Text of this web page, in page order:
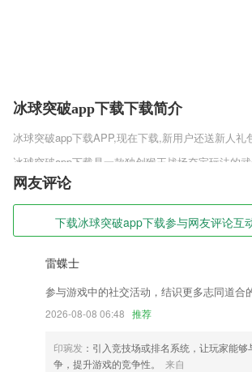
冰球突破app下载下载简介
冰球突破app下载APP,现在下载,新用户还送新人礼
冰球突破app下载是一款独创猴王战场夺宝玩法的
戏将纯正的玄幻修真元素，完美地融入到武侠题材
生机。游戏的唯美场景采用次时代高清技术打造，
事，将会精彩地呈现在大家眼前。侠客传苹果手机
让人听后飘飘欲仙。
4,能够在平台上对用户的账单进行编辑,将账单的详
网友评论
下载冰球突破app下载参与网友评论互
雷蝶士
参与游戏中的社交活动，结识更多志同道合
2026-08-08 06:48 推荐
印琬发 ：引入竞技场或排名系统，让玩家能
争，提升游戏的竞争性。
来自